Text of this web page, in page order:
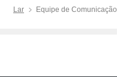
Lar Equipe de Comunicação